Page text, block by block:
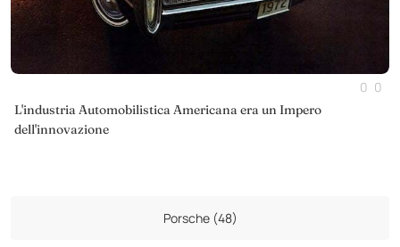
0 0
L'industria Automobilistica Americana era un Impero
dell'innovazione
Porsche (48)